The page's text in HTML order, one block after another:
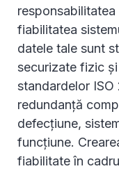
fiabilitatea
datele tale sunt
securizate fizic
standardelor ISO
redundanță
defecțiune,
funcțiune.
fiabilitate în